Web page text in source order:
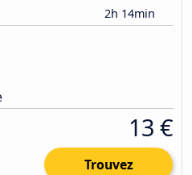
2h 14min
13 €
Trouvez